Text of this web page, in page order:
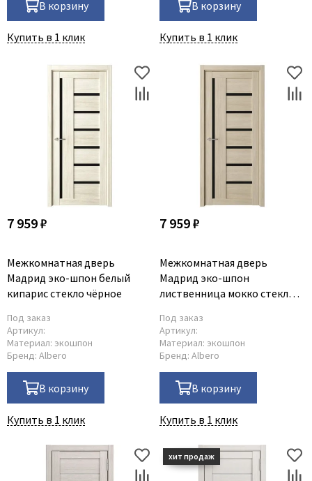
В корзину
Купить в 1 клик
В корзину
Купить в 1 клик
7 959 ₽
Межкомнатная дверь
Мадрид эко-шпон белый
кипарис стекло чёрное
Под заказ
Артикул:
Материал: экошпон
Бренд: Albero
В корзину
Купить в 1 клик
7 959 ₽
Межкомнатная дверь
Мадрид эко-шпон
лиственница мокко стекло
Под заказ
Артикул:
Материал: экошпон
Бренд: Albero
В корзину
Купить в 1 клик